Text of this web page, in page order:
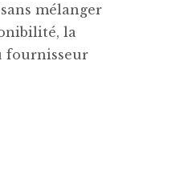
mélanger
la
fournisseur